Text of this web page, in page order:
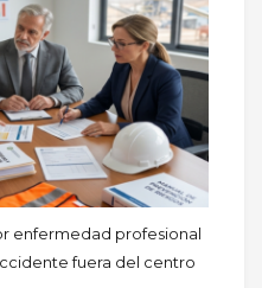
enfermedad profesional
fuera del centro